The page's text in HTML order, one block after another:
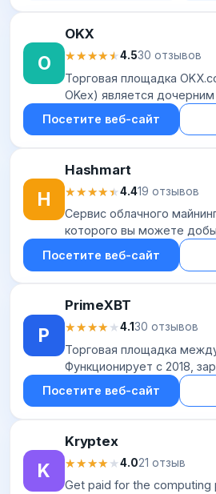
O
OKX
★★★★★
★★★★★4.530 отзывов
Торговая площадка
OKex) является
крупной китайской
OKCoin. Проект был
Посетите веб-сайт
H
Hashmart
★★★★★
★★★★★4.419 отзывов
Сервис облачного
которого вы можете
без покупки
обслуживание. HashMart
Посетите веб-сайт
P
PrimeXBT
★★★★★
★★★★★4.130 отзывов
Торговая площадка
Функционирует с 2018,
Сейшельских островах.
цифровые и фиатные
Посетите веб-сайт
K
Kryptex
★★★★★
★★★★★4.021 отзыв
Get paid for the computing